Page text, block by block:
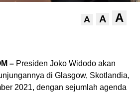
A A A
– Presiden Joko Widodo akan
di Glasgow, Skotlandia,
2021, dengan sejumlah agenda